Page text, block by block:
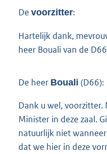
De voorzitter:
Hartelijk dank,
heer Bouali van de
De heer Bouali (D66):
Dank u wel,
Minister in deze zaal.
natuurlijk niet
dat we hier in deze